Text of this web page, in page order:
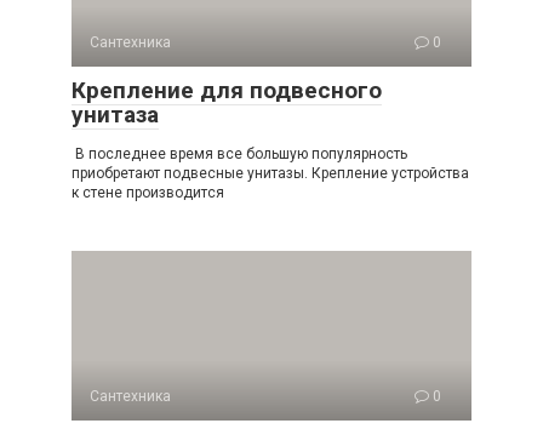
Сантехника 0
Крепление для подвесного
унитаза
В последнее время все большую популярность
приобретают подвесные унитазы. Крепление устройства
к стене производится
Сантехника 0